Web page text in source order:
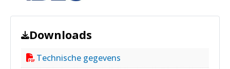
Downloads
Technische gegevens